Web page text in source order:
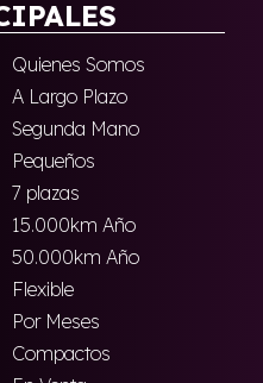
Quienes Somos
A Largo Plazo
Segunda Mano
Pequeños
7 plazas
15.000km Año
50.000km Año
Flexible
Por Meses
Compactos